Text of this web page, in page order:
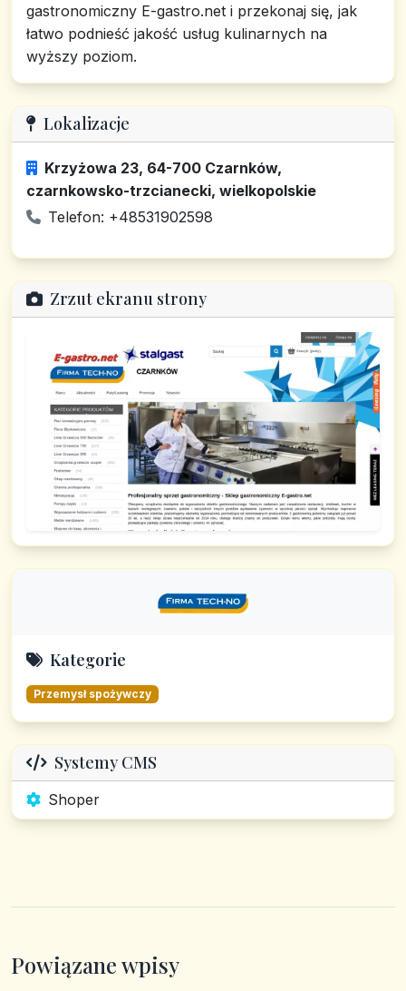
gastronomiczny E-gastro.net i przekonaj się, jak
łatwo podnieść jakość usług kulinarnych na
wyższy poziom.
Lokalizacje
Krzyżowa 23, 64-700 Czarnków,
czarnkowsko-trzcianecki, wielkopolskie
Telefon: +48531902598
Zrzut ekranu strony
Kategorie
Przemysł spożywczy
Systemy CMS
Shoper
Powiązane wpisy